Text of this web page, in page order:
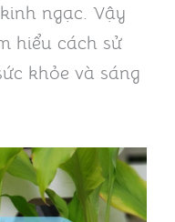
ngạc. Vậy
hiểu cách sử
khỏe và sáng